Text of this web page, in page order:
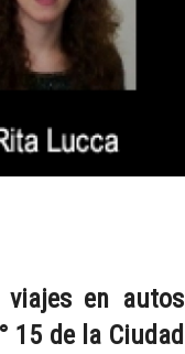
en autos
15 de la Ciudad